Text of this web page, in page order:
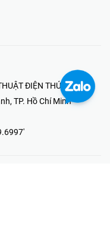
ĐIỆN THÚY NHI
TP. Hồ Chí Minh